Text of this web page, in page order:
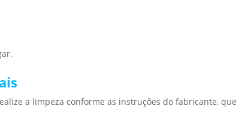
a limpeza conforme as instruções do fabricante, que